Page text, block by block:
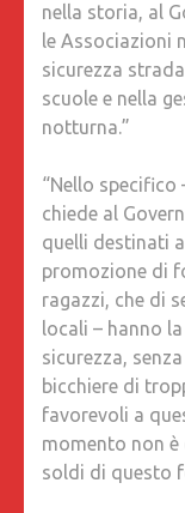
nella storia, al
le Associazioni
sicurezza
scuole e nella
notturna.”
“Nello specifico
chiede al
quelli destinati
promozione di
ragazzi, che di
locali – hanno
sicurezza,
bicchiere di
favorevoli a
momento non
soldi di questo